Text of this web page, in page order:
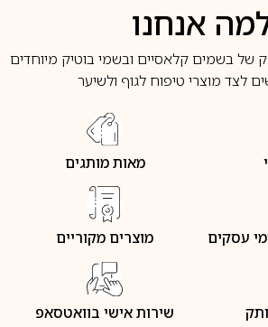
אנחנו
של בשמים קלאסיים ובשמי בוטיק מיוחדים
לצד מוצרי טיפוח לגוף ולשיער
מאות מותגים
מוצרים מקוריים
שירות אישי בוואטסאפ